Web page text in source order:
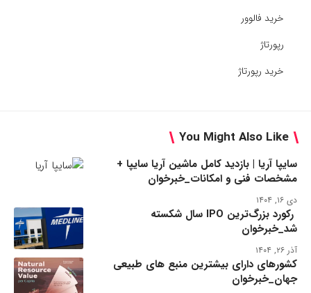
خرید فالوور
رپورتاژ
خرید رپورتاژ
You Might Also Like
سایپا آریا | بازدید کامل ماشین آریا سایپا +
مشخصات فنی و امکانات_خبرخوان
دی ۱۶, ۱۴۰۴
رکورد بزرگ‌ترین IPO سال شکسته
شد_خبرخوان
آذر ۲۶, ۱۴۰۴
کشورهای دارای بیشترین منبع های طبیعی
جهان_خبرخوان